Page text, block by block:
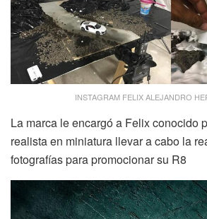
INSTAGRAM FELIX ALEJANDRO
La marca le encargó a Felix conocido
realista en miniatura llevar a cabo la
fotografías para promocionar su R8